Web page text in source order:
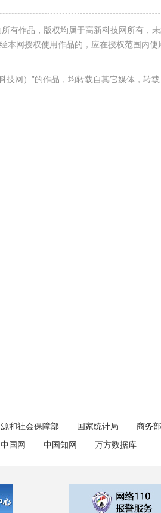
有作品，版权均属于高新科技网所有，
本网授权使用作品的，应在授权范围内使
技网）”的作品，均转载自其它媒体，转
和社会保障部 国家统计局 商务部
中国网 中国知网 万方数据库